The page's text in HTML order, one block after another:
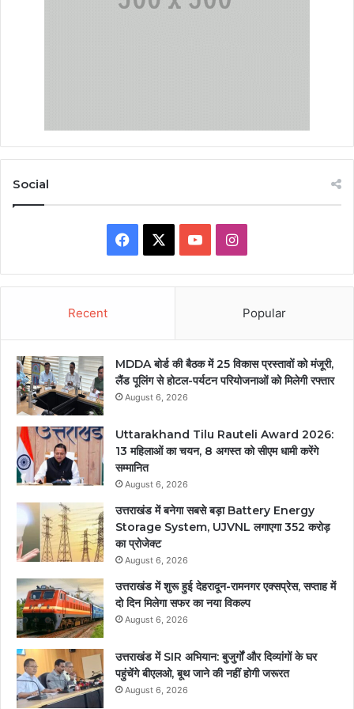
Social
Facebook YouTubeInstagram
Recent Popular
MDDA बोर्ड की बैठक में 25 विकास प्रस्तावों को मंजूरी,
लैंड पूलिंग से होटल-पर्यटन परियोजनाओं को मिलेगी रफ्तार
August 6, 2026
Uttarakhand Tilu Rauteli Award 2026:
13 महिलाओं का चयन, 8 अगस्त को सीएम धामी करेंगे
सम्मानित
August 6, 2026
उत्तराखंड में बनेगा सबसे बड़ा Battery Energy
Storage System, UJVNL लगाएगा 352 करोड़
का प्रोजेक्ट
August 6, 2026
उत्तराखंड में शुरू हुई देहरादून-रामनगर एक्सप्रेस, सप्ताह में
दो दिन मिलेगा सफर का नया विकल्प
August 6, 2026
उत्तराखंड में SIR अभियान: बुजुर्गों और दिव्यांगों के घर
पहुंचेंगे बीएलओ, बूथ जाने की नहीं होगी जरूरत
August 6, 2026